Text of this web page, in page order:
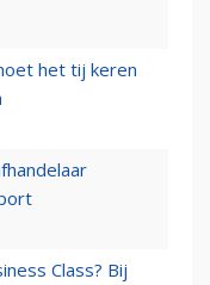
het tij keren
Class? Bij